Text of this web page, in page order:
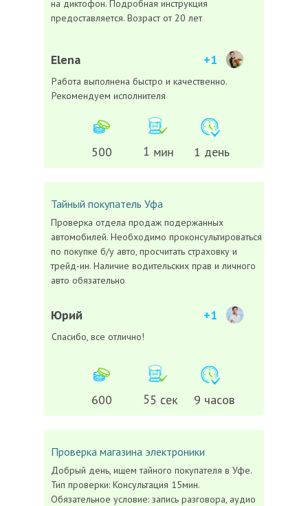
Проверка магазина электроники
Добрый день, ищем тайного покупателя в Уфе.
Тип проверки: Консультация 15мин.
Обязательное условие: запись разговора, аудио
+1
Elena
Работа выполнена быстро и качественно.
Рекомендуем исполнителя
на диктофон. Подробная инструкция
предоставляется. Возраст от 20 лет
500 1 мин 1 день
Тайный покупатель Уфа
+1
Юрий
Спасибо, все отлично!
Проверка отдела продаж подержанных
автомобилей. Необходимо проконсультироваться
по покупке б/у авто, просчитать страховку и
трейд-ин. Наличие водительских прав и личного
авто обязательно
600 55 сек 9 часов